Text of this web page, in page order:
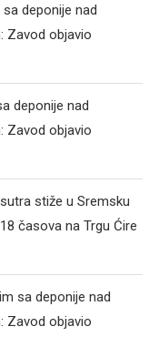
sa deponije nad
Zavod objavio
deponije nad
Zavod objavio
stiže u Sremsku
časova na Trgu Ćire
sa deponije nad
Zavod objavio